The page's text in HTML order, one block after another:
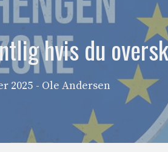
hvis du
2025 - Ole Andersen